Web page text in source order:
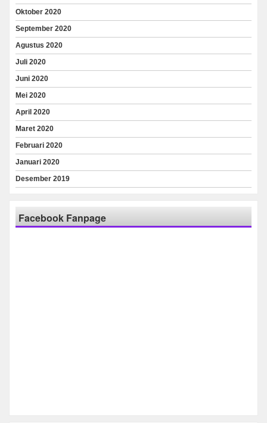
Oktober 2020
September 2020
Agustus 2020
Juli 2020
Juni 2020
Mei 2020
April 2020
Maret 2020
Februari 2020
Januari 2020
Desember 2019
Facebook Fanpage